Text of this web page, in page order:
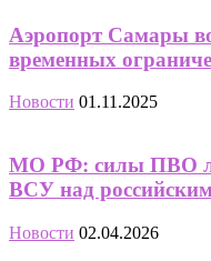
Аэропорт Самары
временных
Новости 01.11.2025
МО РФ: силы ПВО
ВСУ над
Новости 02.04.2026